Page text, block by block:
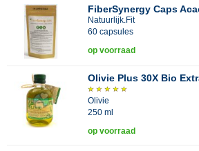
FiberSynergy Caps
Natuurlijk.Fit
60 capsules
op voorraad
Olivie Plus 30X Bio
Olivie
250 ml
op voorraad